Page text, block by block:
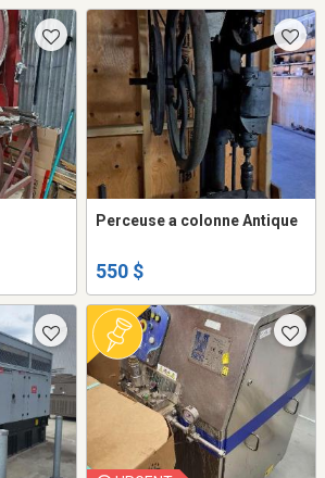
Perceuse a colonne Antique
550 $